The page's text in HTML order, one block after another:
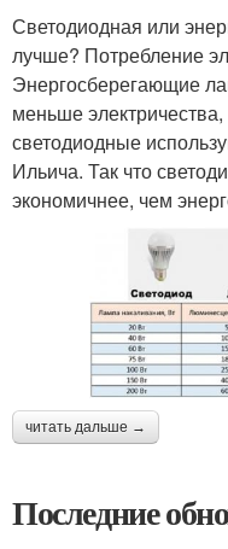
Светодиодная или
лучше? Потребление
Энергосберегающие
меньше
светодиодные
Ильича. Так что
экономичнее, чем
читать дальше →
Последние